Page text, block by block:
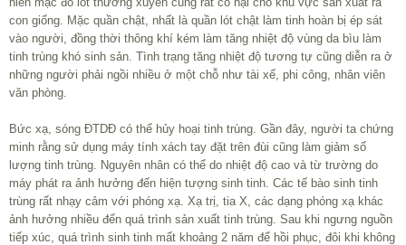
con giống. Mặc quần chật, nhất là quần lót chật làm tinh hoàn bị ép sát
vào người, đồng thời thông khí kém làm tăng nhiệt độ vùng da bìu làm
tinh trùng khó sinh sản. Tình trạng tăng nhiệt độ tương tự cũng diễn ra ở
những người phải ngồi nhiều ở một chỗ như tài xế, phi công, nhân viên
văn phòng.
Bức xạ, sóng ĐTDĐ có thể hủy hoại tinh trùng. Gần đây, người ta chứng
minh rằng sử dụng máy tính xách tay đặt trên đùi cũng làm giảm số
lượng tinh trùng. Nguyên nhân có thể do nhiệt độ cao và từ trường do
máy phát ra ảnh hưởng đến hiện tượng sinh tinh. Các tế bào sinh tinh
trùng rất nhạy cảm với phóng xạ. Xạ trị, tia X, các dạng phóng xạ khác
ảnh hưởng nhiều đến quá trình sản xuất tinh trùng. Sau khi ngưng nguồn
tiếp xúc, quá trình sinh tinh mất khoảng 2 năm để hồi phục, đôi khi không